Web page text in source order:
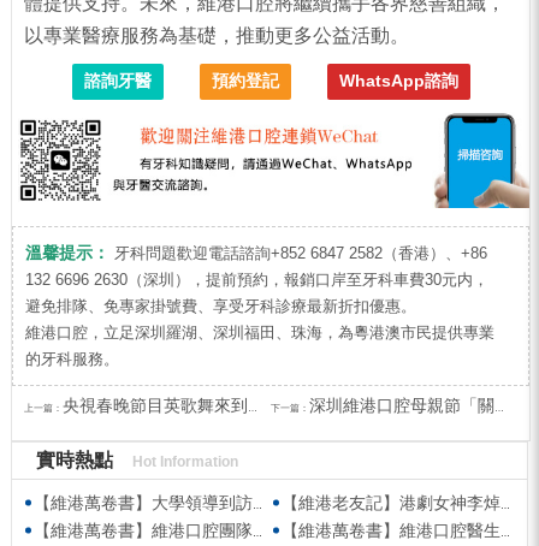
以專業醫療服務為基礎，推動更多公益活動。
諮詢牙醫 預約登記 WhatsApp諮詢
溫馨提示：
牙科問題歡迎電話諮詢+852 6847 2582（香港）、+86
132 6696 2630（深圳），提前預約，報銷口岸至牙科車費30元内，
避免排隊、免專家掛號費、享受牙科診療最新折扣優惠。
維港口腔，立足深圳羅湖、深圳福田、珠海，為粵港澳市民提供專業
的牙科服務。
上一篇： 央視春晚節目英歌舞來到維港口腔，非遺文化點燃深港同胞鄉情 下一篇： 深圳維港口腔母親節「關愛媽媽」限時優惠｜種植牙低至2599蚊/隻
實時熱點 Hot Information
【維港萬卷書】大學領導到訪維港口腔參觀交流 高度讚賞院感消毒與規範化管理
【維港老友記】港劇女神李焯寧現身維港口腔擔任一日店長，分享護牙心得
【維港萬卷書】維港口腔團隊走進香港書展 感受閱讀力量拓寬專業視野
【維港萬卷書】維港口腔醫生團隊受邀參與美國登士柏西諾德專題研討 聚焦無牙頜種植修復前沿策略